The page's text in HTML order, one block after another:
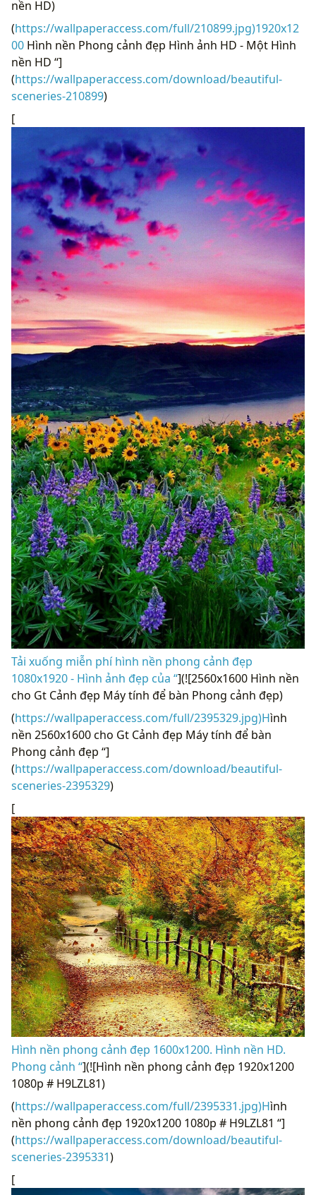
nền HD)
(https://wallpaperaccess.com/full/210899.jpg)1920x12
00 Hình nền Phong cảnh đẹp Hình ảnh HD - Một Hình
nền HD “]
(https://wallpaperaccess.com/download/beautiful-
sceneries-210899)
[
Tải xuống miễn phí hình nền phong cảnh đẹp
1080x1920 - Hình ảnh đẹp của “](![2560x1600 Hình nền
cho Gt Cảnh đẹp Máy tính để bàn Phong cảnh đẹp)
(https://wallpaperaccess.com/full/2395329.jpg)Hình
nền 2560x1600 cho Gt Cảnh đẹp Máy tính để bàn
Phong cảnh đẹp “]
(https://wallpaperaccess.com/download/beautiful-
sceneries-2395329)
[
Hình nền phong cảnh đẹp 1600x1200. Hình nền HD.
Phong cảnh “](![Hình nền phong cảnh đẹp 1920x1200
1080p # H9LZL81)
(https://wallpaperaccess.com/full/2395331.jpg)Hình
nền phong cảnh đẹp 1920x1200 1080p # H9LZL81 “]
(https://wallpaperaccess.com/download/beautiful-
sceneries-2395331)
[